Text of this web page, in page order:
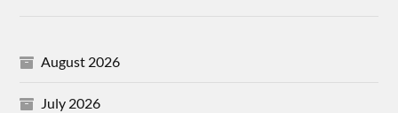
August 2026
July 2026